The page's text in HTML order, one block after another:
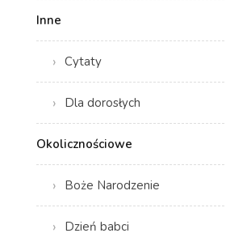
Inne
Cytaty
Dla dorosłych
Okolicznościowe
Boże Narodzenie
Dzień babci